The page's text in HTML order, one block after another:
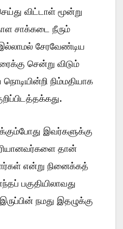
விட்டாள் மூன்று
சாக்கடை நீரும்
சேரவேண்டிய
சென்று விடும்
நிம்மதியாக
இவர்களுக்கு
தான்
என்று நினைக்கத்
பகுதியிலாவது
நமது இதழுக்கு